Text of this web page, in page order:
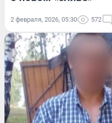
2 февраля, 2026, 05:30 572